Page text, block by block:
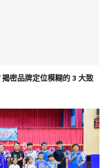
密品牌定位模糊的 3 大致